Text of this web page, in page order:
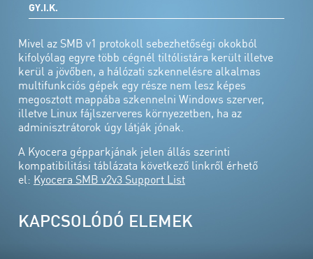
GY.I.K.
Mivel az SMB v1 protokoll sebezhetőségi okokból
kifolyólag egyre több cégnél tiltólistára került illetve
kerül a jövőben, a hálózati szkennelésre alkalmas
multifunkciós gépek egy része nem lesz képes
megosztott mappába szkennelni Windows szerver,
illetve Linux fájlszerveres környezetben, ha az
adminisztrátorok úgy látják jónak.
A Kyocera gépparkjának jelen állás szerinti
kompatibilitási táblázata következő linkről érhető
el: Kyocera SMB v2v3 Support List
KAPCSOLÓDÓ ELEMEK